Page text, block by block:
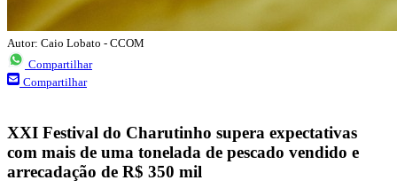
Autor: Caio Lobato - CCOM
Compartilhar
Compartilhar
XXI Festival do Charutinho supera expectativas
com mais de uma tonelada de pescado vendido e
arrecadação de R$ 350 mil